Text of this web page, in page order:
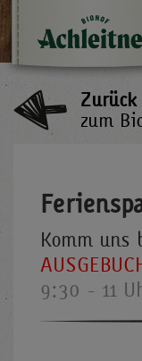
Zurück
zum
Komm uns
9:30 - 11